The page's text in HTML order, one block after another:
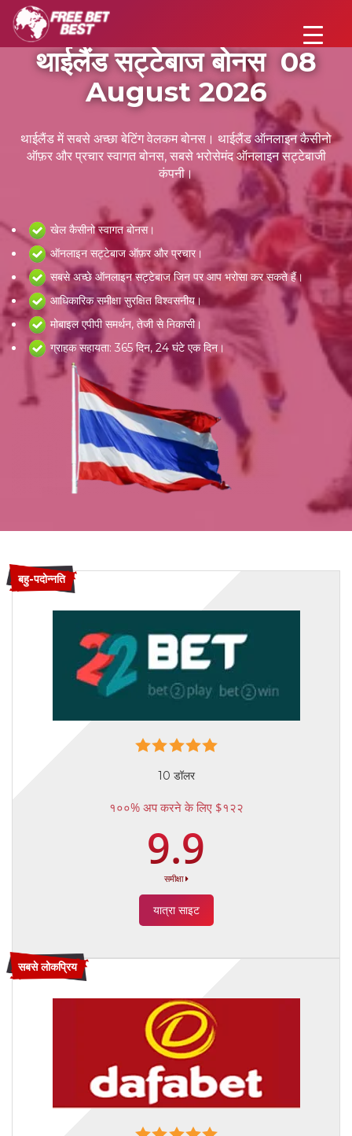
थाईलैंड सट्टेबाज बोनस 08
August 2026
थाईलैंड में सबसे अच्छा बेटिंग वेलकम बोनस। थाईलैंड ऑनलाइन कैसीनो
ऑफ़र और प्रचार स्वागत बोनस, सबसे भरोसेमंद ऑनलाइन सट्टेबाजी
कंपनी।
खेल कैसीनो स्वागत बोनस।
ऑनलाइन सट्टेबाज ऑफ़र और प्रचार।
सबसे अच्छे ऑनलाइन सट्टेबाज जिन पर आप भरोसा कर सकते हैं।
आधिकारिक समीक्षा सुरक्षित विश्वसनीय।
मोबाइल एपीपी समर्थन, तेजी से निकासी।
ग्राहक सहायता: 365 दिन, 24 घंटे एक दिन।
बहु-पदोन्नति
10 डॉलर
१००% अप करने के लिए $१२२
9.9
समीक्षा
यात्रा साइट
सबसे लोकप्रिय